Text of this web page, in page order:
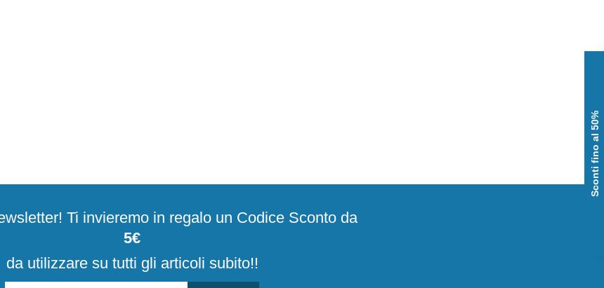
Ti invieremo in regalo un Codice Sconto da
5€
da utilizzare su tutti gli articoli subito!!
Sconti fino al 50%